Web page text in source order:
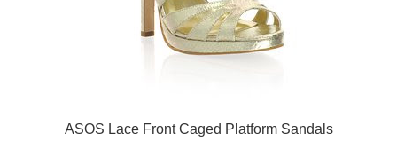
ASOS Lace Front Caged Platform Sandals